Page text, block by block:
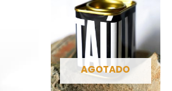
AGOTADO